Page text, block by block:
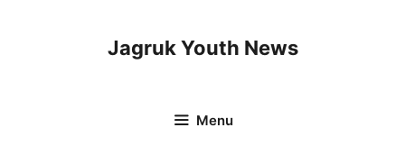
Jagruk Youth News
Menu